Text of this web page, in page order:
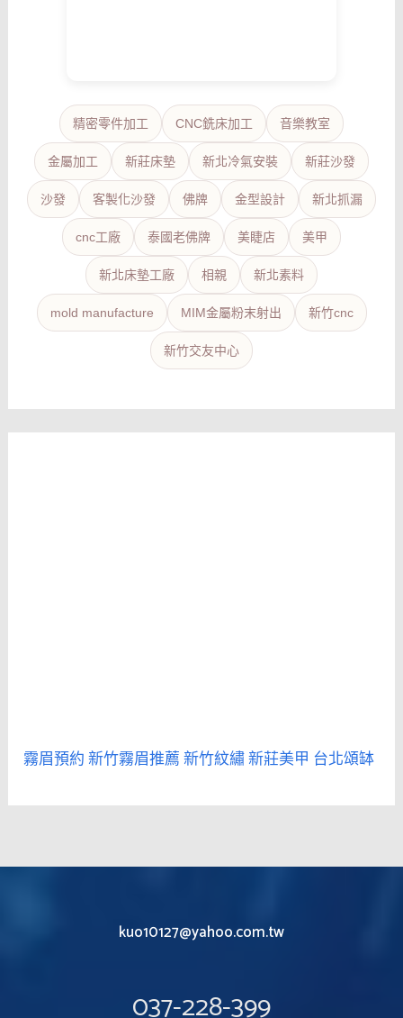
精密零件加工 CNC銑床加工 音樂教室
金屬加工 新莊床墊 新北冷氣安裝 新莊沙發
沙發 客製化沙發 佛牌 金型設計 新北抓漏
cnc工廠 泰國老佛牌 美睫店 美甲
新北床墊工廠 相親 新北素料
mold manufacture MIM金屬粉末射出 新竹cnc
新竹交友中心
霧眉預約新竹霧眉推薦新竹紋繡新莊美甲 台北頌缽
kuo10127@yahoo.com.tw
037-228-399